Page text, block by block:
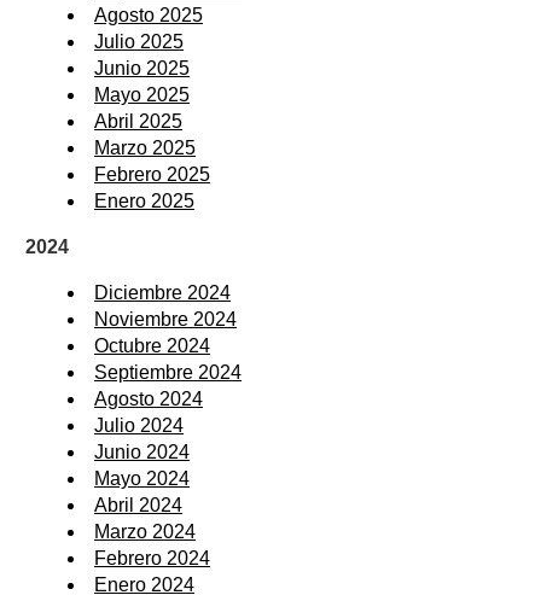
Agosto 2025
Julio 2025
Junio 2025
Mayo 2025
Abril 2025
Marzo 2025
Febrero 2025
Enero 2025
2024
Diciembre 2024
Noviembre 2024
Octubre 2024
Septiembre 2024
Agosto 2024
Julio 2024
Junio 2024
Mayo 2024
Abril 2024
Marzo 2024
Febrero 2024
Enero 2024